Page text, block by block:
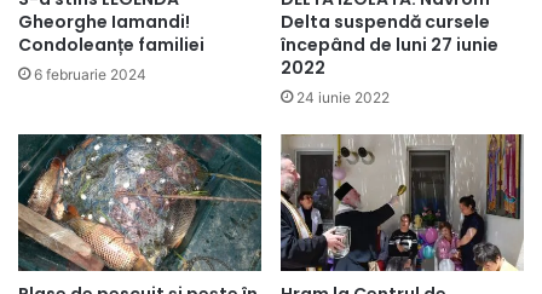
Gheorghe Iamandi!
Condoleanțe familiei
6 februarie 2024
Delta suspendă cursele
începând de luni 27 iunie
2022
24 iunie 2022